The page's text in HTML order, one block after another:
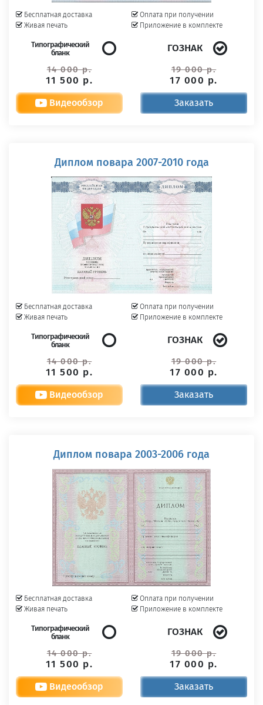
Бесплатная доставка
Живая печать
Оплата при получении
Приложение в комплекте
Типографический
бланк
14 000 р.
11 500 р.
ГОЗНАК
19 000 р.
17 000 р.
Видеообзор Заказать
Диплом повара 2007-2010 года
Бесплатная доставка
Живая печать
Оплата при получении
Приложение в комплекте
Типографический
бланк
14 000 р.
11 500 р.
ГОЗНАК
19 000 р.
17 000 р.
Видеообзор Заказать
Диплом повара 2003-2006 года
Бесплатная доставка
Живая печать
Оплата при получении
Приложение в комплекте
Типографический
бланк
14 000 р.
11 500 р.
ГОЗНАК
19 000 р.
17 000 р.
Видеообзор Заказать